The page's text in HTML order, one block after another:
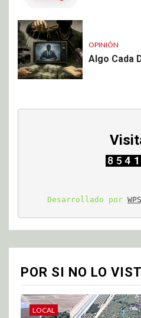
OPINIÓN
Algo Cada
Desarrollado por
POR SI NO LO
LOCAL